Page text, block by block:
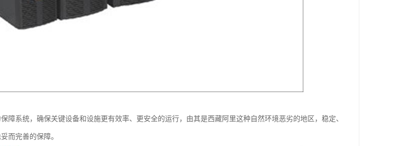
障系统，确保关键设备和设施更有效率、更安全的运行，由其是西藏阿里这种自然环境恶劣的地区，稳定、
而完善的保障。